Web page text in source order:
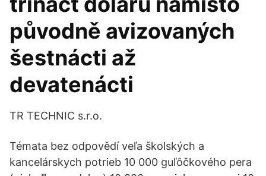
původně avizovaných
šestnácti až
devatenácti
TR TECHNIC s.r.o.
Témata bez odpovědí veľa školských a
kancelárskych potrieb 10 000 guľôčkového pera